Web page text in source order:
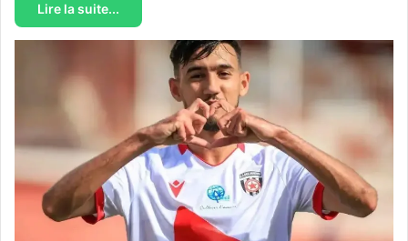
Lire la suite...